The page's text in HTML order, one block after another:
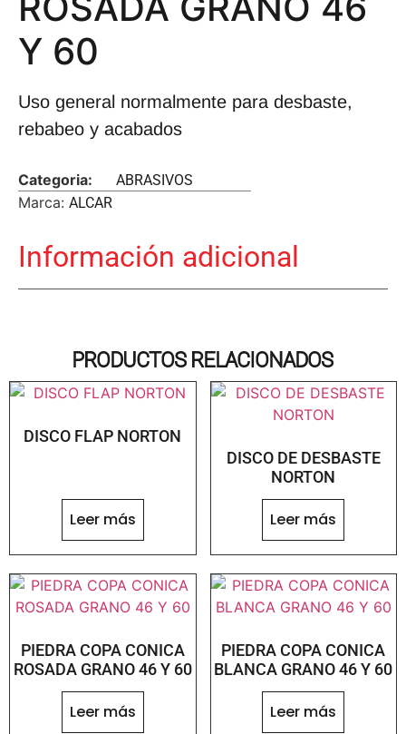
Y 60
Uso general normalmente para desbaste,
rebabeo y acabados
Categoria: ABRASIVOS
Marca: ALCAR
Información adicional
PRODUCTOS RELACIONADOS
DISCO FLAP NORTON
Leer más
DISCO DE DESBASTE
NORTON
Leer más
PIEDRA COPA CONICA
ROSADA GRANO 46 Y 60
Leer más
PIEDRA COPA CONICA
BLANCA GRANO 46 Y 60
Leer más